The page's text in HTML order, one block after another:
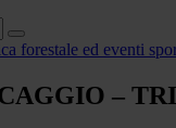
forestale ed eventi
–